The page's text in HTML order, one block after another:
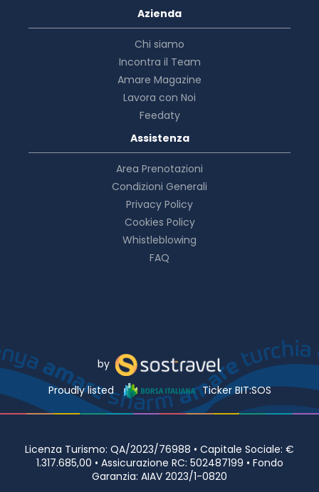
Azienda
Chi siamo
Incontra il Team
Amare Magazine
Lavora con Noi
Feedaty
Assistenza
Area Prenotazioni
Condizioni Generali
Privacy Policy
Cookies Policy
Whistleblowing
FAQ
by
Proudly listed
Ticker BIT:SOS
Licenza Turismo: QA/2023/76988 • Capitale Sociale: €
1.317.685,00 • Assicurazione RC: 502487199 • Fondo
Garanzia: AIAV 2023/1-0820